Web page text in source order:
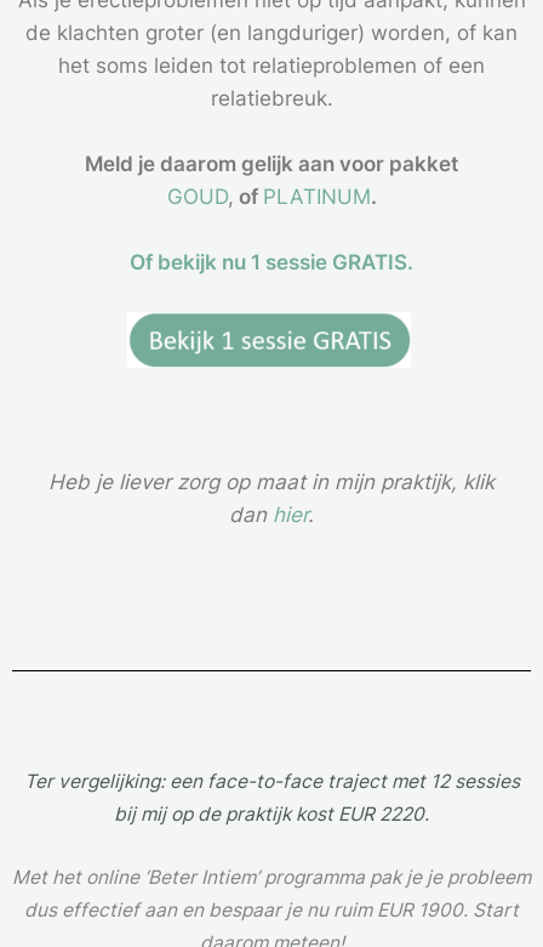
de klachten groter (en langduriger) worden, of kan
het soms leiden tot relatieproblemen of een
relatiebreuk.
Meld je daarom gelijk aan voor pakket
GOUD, of PLATINUM.
Of bekijk nu 1 sessie GRATIS.
Heb je liever zorg op maat in mijn praktijk, klik
dan hier.
Ter vergelijking: een face-to-face traject met 12 sessies
bij mij op de praktijk kost EUR 2220.
Met het online ‘Beter Intiem’ programma pak je je probleem
dus effectief aan en bespaar je nu ruim EUR 1900. Start
daarom meteen!